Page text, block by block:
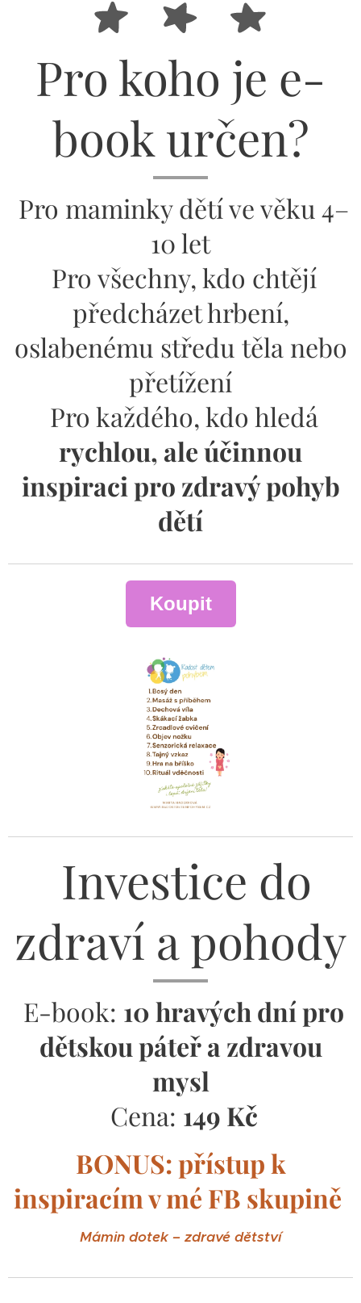
Pro koho je e-
book určen?
Pro maminky dětí ve věku 4–
10 let
Pro všechny, kdo chtějí
předcházet hrbení,
oslabenému středu těla nebo
přetížení
Pro každého, kdo hledá
rychlou, ale účinnou
inspiraci pro zdravý pohyb
dětí
Koupit
Investice do
zdraví a pohody
E-book: 10 hravých dní pro
dětskou páteř a zdravou
mysl
Cena: 149 Kč
BONUS: přístup k
inspiracím v mé FB skupině
Mámin dotek – zdravé dětství